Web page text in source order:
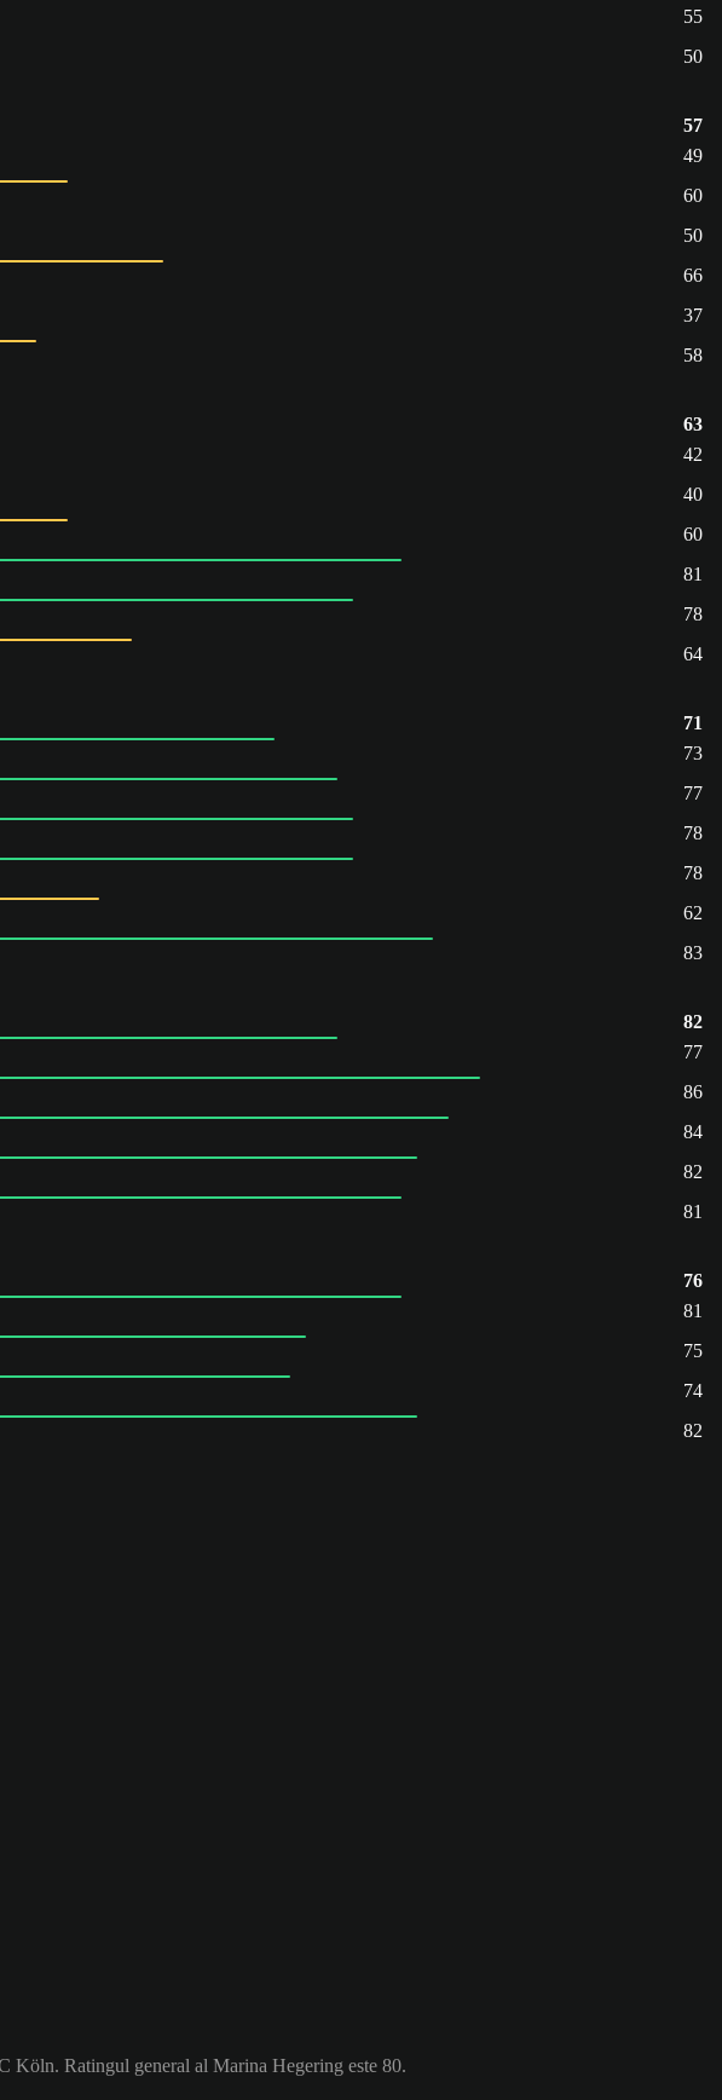
55
50
57
49
60
50
66
37
58
63
42
40
60
81
78
64
71
73
77
78
78
62
83
82
77
86
84
82
81
76
81
75
74
82
Köln. Ratingul general al Marina Hegering este 80.